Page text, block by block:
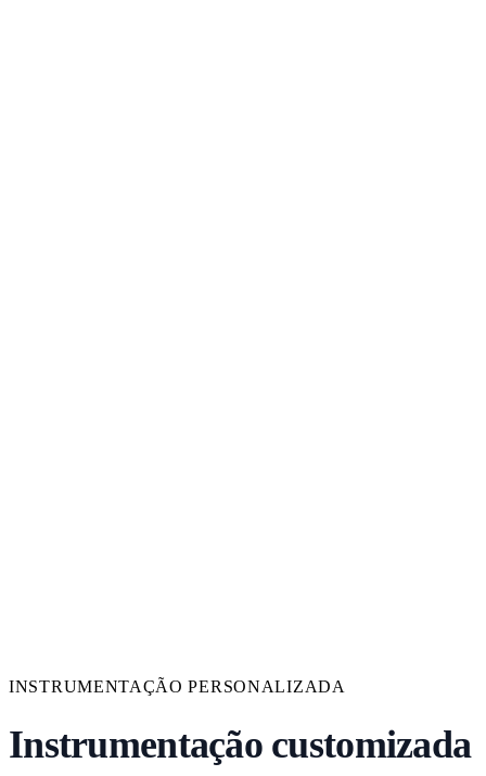
INSTRUMENTAÇÃO PERSONALIZADA
Instrumentação customizada